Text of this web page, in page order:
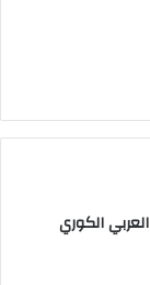
الكوري